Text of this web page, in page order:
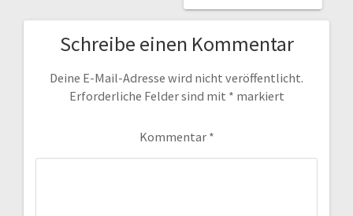
Schreibe einen Kommentar
Deine E-Mail-Adresse wird nicht veröffentlicht.
Erforderliche Felder sind mit * markiert
Kommentar *